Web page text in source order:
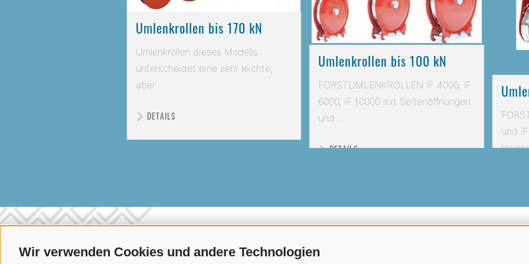
Wir verwenden Cookies und andere Technologien
Umlenkrollen bis 170 kN
Umlenkrollen dieses Modells
unterscheidet eine sehr leichte,
aber ...
DETAILS
Umlenkrollen bis 100 kN
FORSTUMLENKROLLEN IF 4000, IF
6000, IF 10000 mit Seitenöffnungen
und ...
DETAILS
und